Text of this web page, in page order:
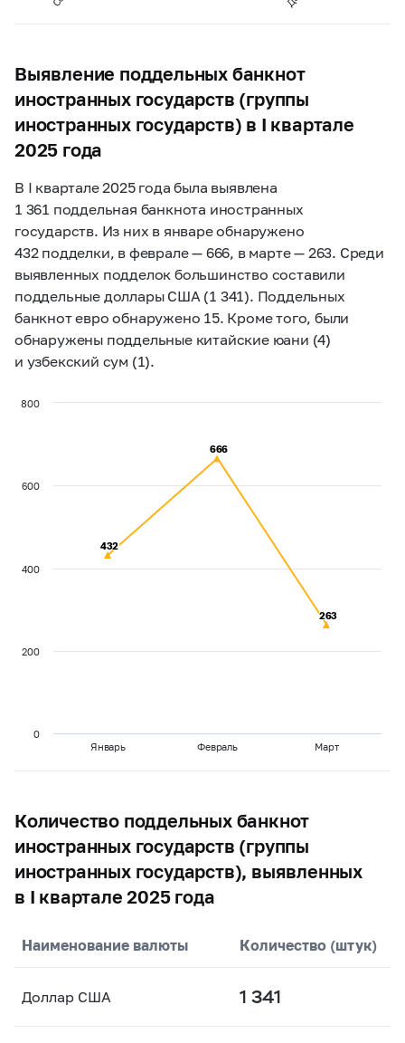
Выявление поддельных банкнот
иностранных государств (группы
иностранных государств) в I квартале
2025 года
В I квартале 2025 года была выявлена
1 361 поддельная банкнота иностранных
государств. Из них в январе обнаружено
432 подделки, в феврале — 666, в марте — 263. Среди
выявленных подделок большинство составили
поддельные доллары США (1 341). Поддельных
банкнот евро обнаружено 15. Кроме того, были
обнаружены поддельные китайские юани (4)
и узбекский сум (1).
432
432
666
666
263
263
Январь Февраль Март
0
200
400
600
800
Количество поддельных банкнот
иностранных государств (группы
иностранных государств), выявленных
в I квартале 2025 года
Наименование валюты Количество (штук)
Доллар США 1 341